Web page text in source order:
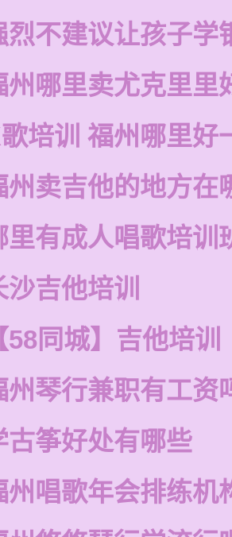
烈不建议让孩子学
州哪里卖尤克里里
培训 福州哪里好
州卖吉他的地方在
里有成人唱歌培训
沙吉他培训
58同城】吉他培训
州琴行兼职有工资
古筝好处有哪些
州唱歌年会排练机